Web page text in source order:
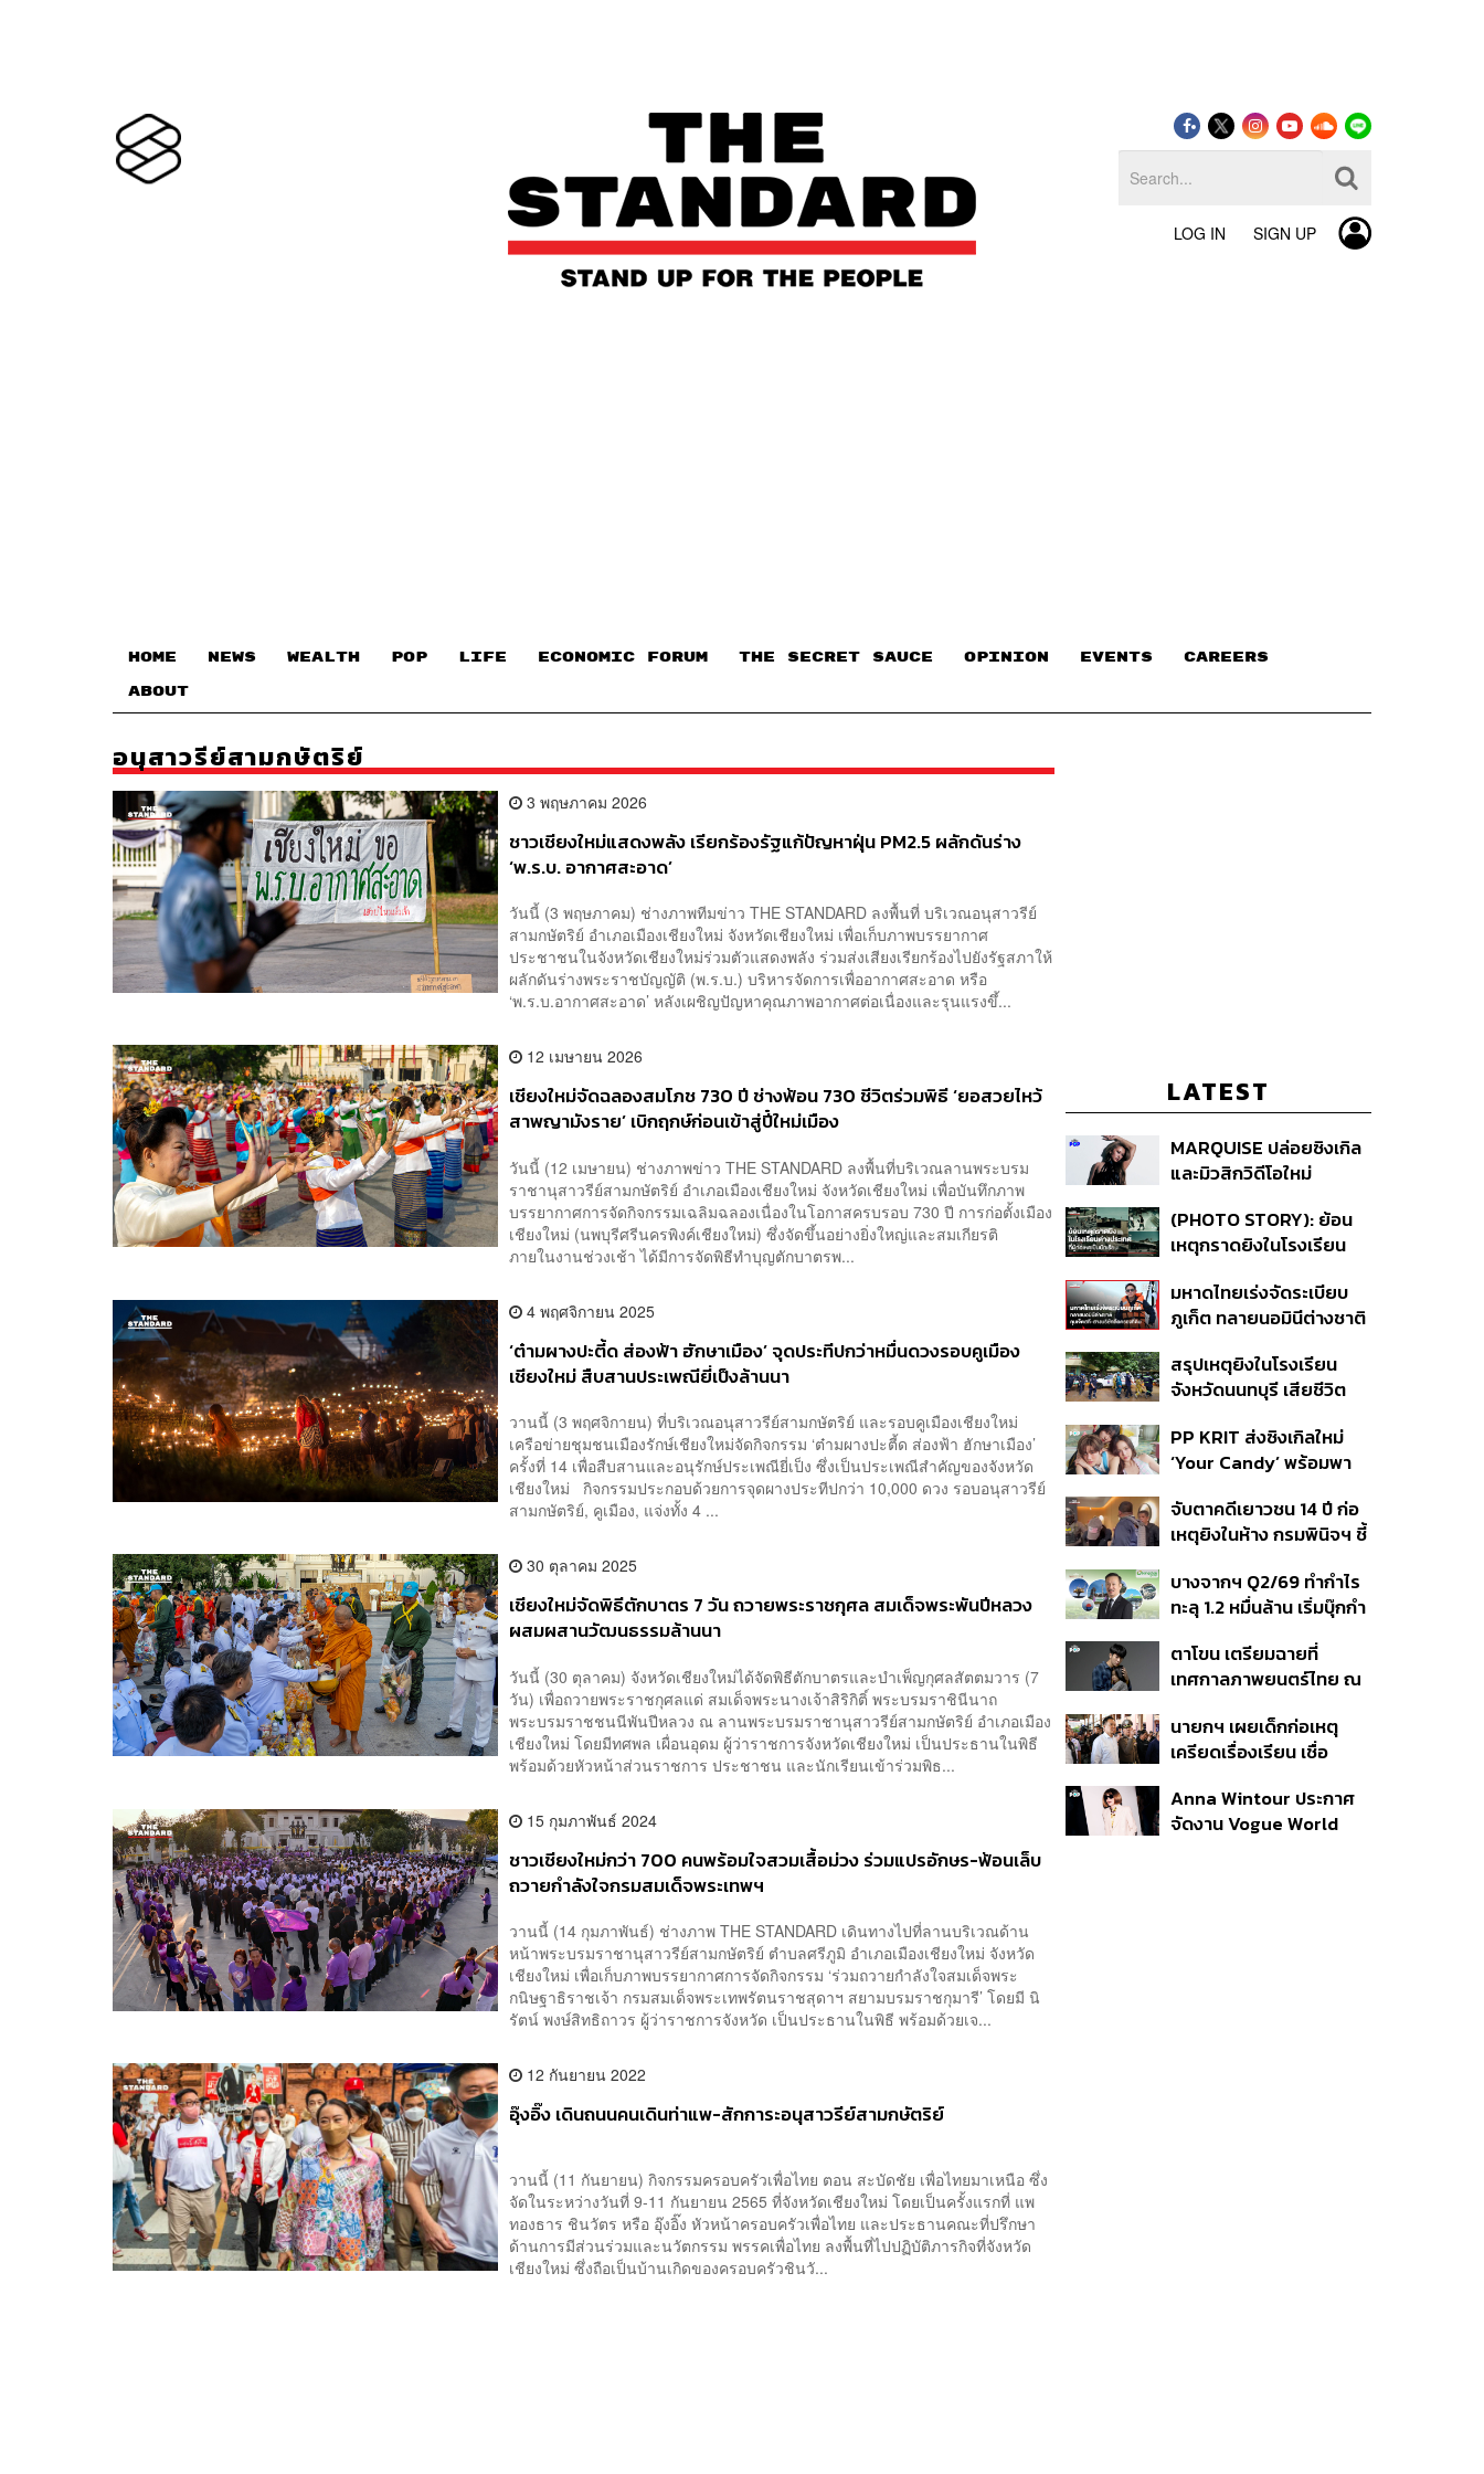
LOG IN SIGN UP
HOME NEWS WEALTH POP LIFE ECONOMIC FORUM THE SECRET SAUCE​ OPINION EVENTS CAREERS
ABOUT
อนุสาวรีย์สามกษัตริย์
3 พฤษภาคม 2026
ชาวเชียงใหม่แสดงพลัง เรียกร้องรัฐแก้ปัญหาฝุ่น PM2.5 ผลักดันร่าง
‘พ.ร.บ. อากาศสะอาด’
วันนี้ (3 พฤษภาคม) ช่างภาพทีมข่าว THE STANDARD ลงพื้นที่ บริเวณอนุสาวรีย์
สามกษัตริย์ อำเภอเมืองเชียงใหม่ จังหวัดเชียงใหม่ เพื่อเก็บภาพบรรยากาศ
ประชาชนในจังหวัดเชียงใหม่ร่วมตัวแสดงพลัง ร่วมส่งเสียงเรียกร้องไปยังรัฐสภาให้
ผลักดันร่างพระราชบัญญัติ (พ.ร.บ.) บริหารจัดการเพื่ออากาศสะอาด หรือ
‘พ.ร.บ.อากาศสะอาด’ หลังเผชิญปัญหาคุณภาพอากาศต่อเนื่องและรุนแรงขึ้...
12 เมษายน 2026
เชียงใหม่จัดฉลองสมโภช 730 ปี ช่างฟ้อน 730 ชีวิตร่วมพิธี ‘ยอสวยไหว้
สาพญามังราย’ เบิกฤกษ์ก่อนเข้าสู่ปี๋ใหม่เมือง
วันนี้ (12 เมษายน) ช่างภาพข่าว THE STANDARD ลงพื้นที่บริเวณลานพระบรม
ราชานุสาวรีย์สามกษัตริย์ อำเภอเมืองเชียงใหม่ จังหวัดเชียงใหม่ เพื่อบันทึกภาพ
บรรยากาศการจัดกิจกรรมเฉลิมฉลองเนื่องในโอกาสครบรอบ 730 ปี การก่อตั้งเมือง
เชียงใหม่ (นพบุรีศรีนครพิงค์เชียงใหม่) ซึ่งจัดขึ้นอย่างยิ่งใหญ่และสมเกียรติ
ภายในงานช่วงเช้า ได้มีการจัดพิธีทำบุญตักบาตรพ...
4 พฤศจิกายน 2025
‘ต๋ามผางปะตี้ด ส่องฟ้า ฮักษาเมือง’ จุดประทีปกว่าหมื่นดวงรอบคูเมือง
เชียงใหม่ สืบสานประเพณียี่เป็งล้านนา
วานนี้ (3 พฤศจิกายน) ที่บริเวณอนุสาวรีย์สามกษัตริย์ และรอบคูเมืองเชียงใหม่
เครือข่ายชุมชนเมืองรักษ์เชียงใหม่จัดกิจกรรม ‘ต๋ามผางปะตี้ด ส่องฟ้า ฮักษาเมือง’
ครั้งที่ 14 เพื่อสืบสานและอนุรักษ์ประเพณียี่เป็ง ซึ่งเป็นประเพณีสำคัญของจังหวัด
เชียงใหม่ กิจกรรมประกอบด้วยการจุดผางประทีปกว่า 10,000 ดวง รอบอนุสาวรีย์
สามกษัตริย์, คูเมือง, แจ่งทั้ง 4 ...
30 ตุลาคม 2025
เชียงใหม่จัดพิธีตักบาตร 7 วัน ถวายพระราชกุศล สมเด็จพระพันปีหลวง
ผสมผสานวัฒนธรรมล้านนา
วันนี้ (30 ตุลาคม) จังหวัดเชียงใหม่ได้จัดพิธีตักบาตรและบำเพ็ญกุศลสัตตมวาร (7
วัน) เพื่อถวายพระราชกุศลแด่ สมเด็จพระนางเจ้าสิริกิติ์ พระบรมราชินีนาถ
พระบรมราชชนนีพันปีหลวง ณ ลานพระบรมราชานุสาวรีย์สามกษัตริย์ อำเภอเมือง
เชียงใหม่ โดยมีทศพล เผื่อนอุดม ผู้ว่าราชการจังหวัดเชียงใหม่ เป็นประธานในพิธี
พร้อมด้วยหัวหน้าส่วนราชการ ประชาชน และนักเรียนเข้าร่วมพิธ...
15 กุมภาพันธ์ 2024
ชาวเชียงใหม่กว่า 700 คนพร้อมใจสวมเสื้อม่วง ร่วมแปรอักษร-ฟ้อนเล็บ
ถวายกำลังใจกรมสมเด็จพระเทพฯ
วานนี้ (14 กุมภาพันธ์) ช่างภาพ THE STANDARD เดินทางไปที่ลานบริเวณด้าน
หน้าพระบรมราชานุสาวรีย์สามกษัตริย์ ตำบลศรีภูมิ อำเภอเมืองเชียงใหม่ จังหวัด
เชียงใหม่ เพื่อเก็บภาพบรรยากาศการจัดกิจกรรม ‘ร่วมถวายกำลังใจสมเด็จพระ
กนิษฐาธิราชเจ้า กรมสมเด็จพระเทพรัตนราชสุดาฯ สยามบรมราชกุมารี’ โดยมี นิ
รัตน์ พงษ์สิทธิถาวร ผู้ว่าราชการจังหวัด เป็นประธานในพิธี พร้อมด้วยเจ...
12 กันยายน 2022
อุ๊งอิ๊ง เดินถนนคนเดินท่าแพ-สักการะอนุสาวรีย์สามกษัตริย์
วานนี้ (11 กันยายน) กิจกรรมครอบครัวเพื่อไทย ตอน สะบัดชัย เพื่อไทยมาเหนือ ซึ่ง
จัดในระหว่างวันที่ 9-11 กันยายน 2565 ที่จังหวัดเชียงใหม่ โดยเป็นครั้งแรกที่ แพ
ทองธาร ชินวัตร หรือ อุ๊งอิ๊ง หัวหน้าครอบครัวเพื่อไทย และประธานคณะที่ปรึกษา
ด้านการมีส่วนร่วมและนวัตกรรม พรรคเพื่อไทย ลงพื้นที่ไปปฏิบัติภารกิจที่จังหวัด
เชียงใหม่ ซึ่งถือเป็นบ้านเกิดของครอบครัวชินวั...
LATEST
MARQUISE ปล่อยซิงเกิล
และมิวสิกวิดีโอใหม่
สัมพันธ์สุด Toxic
(PHOTO STORY): ย้อน
เหตุกราดยิงในโรงเรียน
นักเรียน
มหาดไทยเร่งจัดระเบียบ
ภูเก็ต ทลายนอมินีต่างชาติ
ที่ดิน เคลียร์ใบอนุญาต
โรงแรมค้าง 7 ปี
สรุปเหตุยิงในโรงเรียน
จังหวัดนนทบุรี เสียชีวิต
ปมค้นประวัติคดีกราดยิงที่
สหรัฐฯ
PP KRIT ส่งซิงเกิลใหม่
‘Your Candy’ พร้อมพา
สิกวิดีโอ
จับตาคดีเยาวชน 14 ปี ก่อ
เหตุยิงในห้าง กรมพินิจฯ ชี้
เนื่อง ประเมินปล่อยตัว
บางจากฯ Q2/69 ทำกำไร
ทะลุ 1.2 หมื่นล้าน เริ่มบุ๊กกำ
แรก หนุนรายได้ครึ่งปีทะลุ
3.2 แสนล้าน
ตาโขน เตรียมฉายที่
เทศกาลภาพยนตร์ไทย ณ
นายกฯ เผยเด็กก่อเหตุ
เครียดเรื่องเรียน เชื่อ
กระสุนอีกกว่า 30 นัด หาก
ไม่จบชีวิตตัวเองอาจสูญ
Anna Wintour ประกาศ
จัดงาน Vogue World